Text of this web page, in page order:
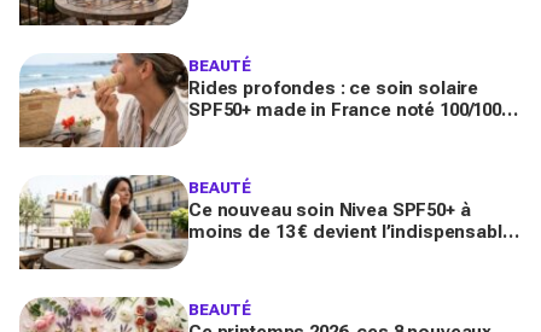
BEAUTÉ
Rides profondes : ce soin solaire
SPF50+ made in France noté 100/100
BEAUTÉ
Ce nouveau soin Nivea SPF50+ à
moins de 13 € devient l’indispensable
BEAUTÉ